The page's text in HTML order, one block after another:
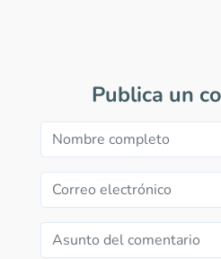
Publica un